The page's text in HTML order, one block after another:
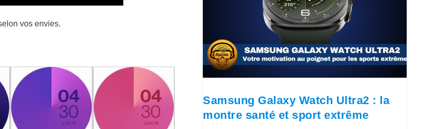
vos envies.
Samsung Galaxy Watch Ultra2 : la
montre santé et sport extrême